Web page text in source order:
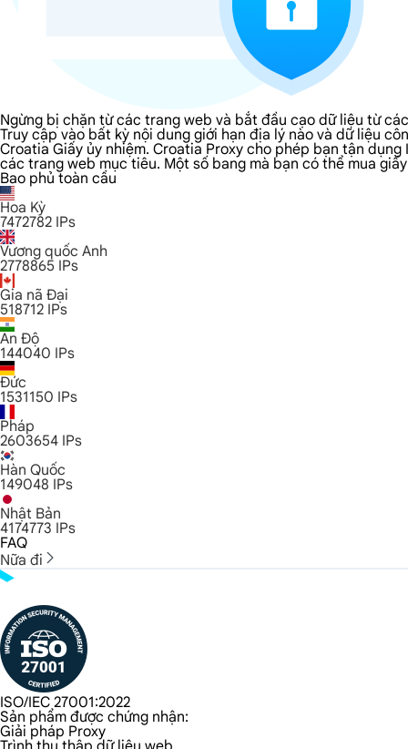
Ngừng bị chặn từ các trang web và bắt đầu cạo dữ liệu từ
Truy cập vào bất kỳ nội dung giới hạn địa lý nào và dữ liệu
Croatia Giấy ủy nhiệm. Croatia Proxy cho phép bạn tận
các trang web mục tiêu. Một số bang mà bạn có thể mua
Bao phủ toàn cầu
Hoa Kỳ
7472782 IPs
Vương quốc Anh
2778865 IPs
Gia nã Đại
518712 IPs
Ấn Độ
144040 IPs
Đức
1531150 IPs
Pháp
2603654 IPs
Hàn Quốc
149048 IPs
Nhật Bản
4174773 IPs
FAQ
Nữa đi
ISO/IEC 27001:2022
Sản phẩm được chứng nhận:
Giải pháp Proxy